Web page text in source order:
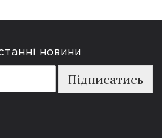
новини
Підписатись